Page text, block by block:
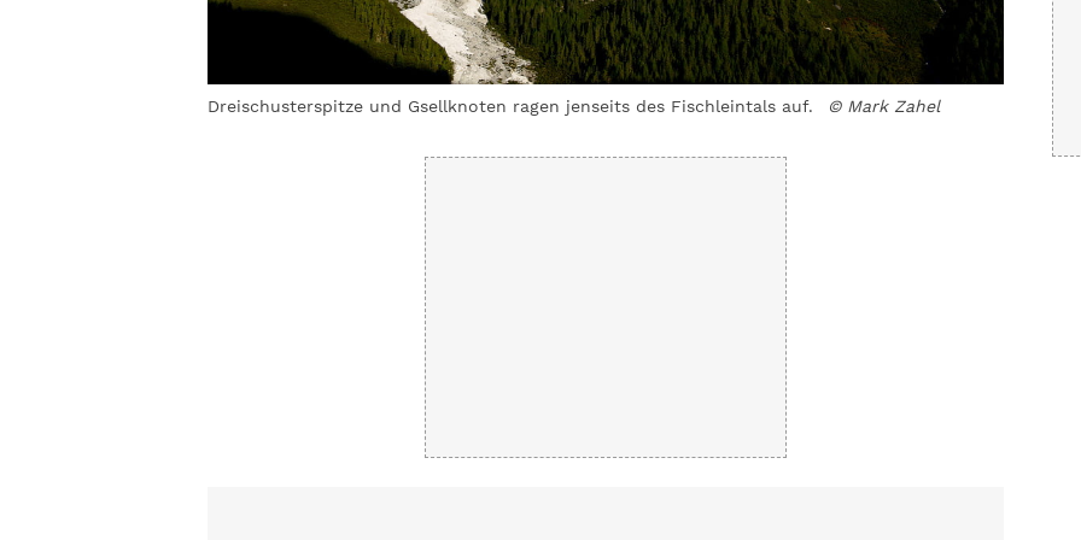
Dreischusterspitze und Gsellknoten ragen jenseits des Fischleintals auf. © Mark Zahel